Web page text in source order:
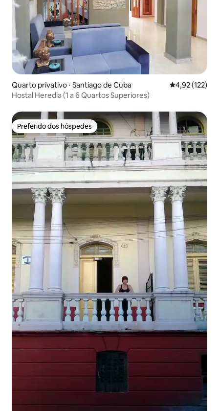
Quarto privativo ⋅ Santiago de Cuba 4,92 de uma
4,92 (122)
Hostal Heredia (1 a 6 Quartos Superiores)
Preferido dos hóspedes
Preferido dos hóspedes